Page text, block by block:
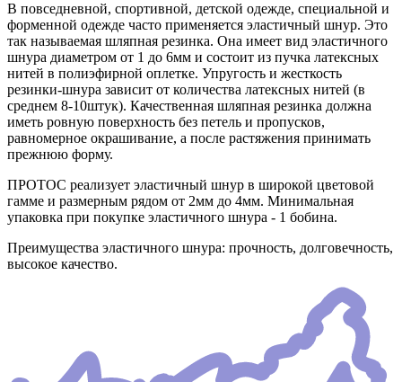
В повседневной, спортивной, детской одежде, специальной и
форменной одежде часто применяется эластичный шнур. Это
так называемая шляпная резинка. Она имеет вид эластичного
шнура диаметром от 1 до 6мм и состоит из пучка латексных
нитей в полиэфирной оплетке. Упругость и жесткость
резинки-шнура зависит от количества латексных нитей (в
среднем 8-10штук). Качественная шляпная резинка должна
иметь ровную поверхность без петель и пропусков,
равномерное окрашивание, а после растяжения принимать
прежнюю форму.
ПРОТОС реализует эластичный шнур в широкой цветовой
гамме и размерным рядом от 2мм до 4мм. Минимальная
упаковка при покупке эластичного шнура - 1 бобина.
Преимущества эластичного шнура: прочность, долговечность,
высокое качество.